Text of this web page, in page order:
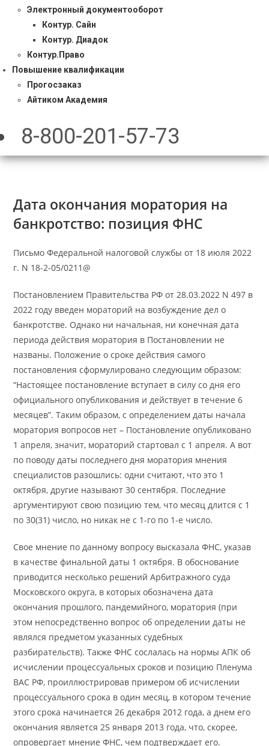
Электронный документооборот
Контур. Сайн
Контур. Диадок
Контур.Право
Повышение квалификации
Прогосзаказ
Айтиком Академия
8-800-201-57-73
Дата окончания моратория на
банкротство: позиция ФНС
Письмо Федеральной налоговой службы от 18 июля 2022
г. N 18-2-05/0211@
Постановлением Правительства РФ от 28.03.2022 N 497 в
2022 году введен мораторий на возбуждение дел о
банкротстве. Однако ни начальная, ни конечная дата
периода действия моратория в Постановлении не
названы. Положение о сроке действия самого
постановления сформулировано следующим образом:
“Настоящее постановление вступает в силу со дня его
официального опубликования и действует в течение 6
месяцев”. Таким образом, с определением даты начала
моратория вопросов нет – Постановление опубликовано
1 апреля, значит, мораторий стартовал с 1 апреля. А вот
по поводу даты последнего дня моратория мнения
специалистов разошлись: одни считают, что это 1
октября, другие называют 30 сентября. Последние
аргументируют свою позицию тем, что месяц длится с 1
по 30(31) число, но никак не с 1-го по 1-е число.
Свое мнение по данному вопросу высказала ФНС, указав
в качестве финальной даты 1 октября. В обоснование
приводится несколько решений Арбитражного суда
Московского округа, в которых обозначена дата
окончания прошлого, пандемийного, моратория (при
этом непосредственно вопрос об определении даты не
являлся предметом указанных судебных
разбирательств). Также ФНС сослалась на нормы АПК об
исчислении процессуальных сроков и позицию Пленума
ВАС РФ, проиллюстрировав примером об исчислении
процессуального срока в один месяц, в котором течение
этого срока начинается 26 декабря 2012 года, а днем его
окончания является 25 января 2013 года, что, скорее,
опровергает мнение ФНС, чем подтверждает его.